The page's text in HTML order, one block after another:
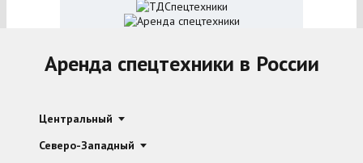
Аренда спецтехники в России
Центральный
Северо-Западный